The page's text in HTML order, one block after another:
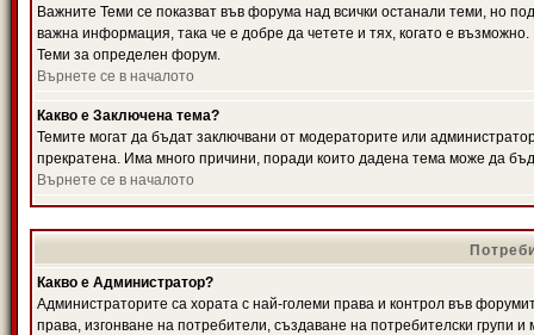
Важните Теми се показват във форума над всички останали теми,
важна информация, така че е добре да четете и тях, когато е
Теми за определен форум.
Върнете се в началото
Какво е Заключена тема?
Темите могат да бъдат заключвани от модераторите или
прекратена. Има много причини, поради които дадена тема може да
Върнете се в началото
Какво е Администратор?
Администраторите са хората с най-големи права и контрол във
права, изгонване на потребители, създаване на потребителски групи